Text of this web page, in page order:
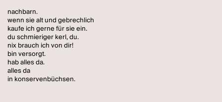
nachbarn.
wenn sie alt und gebrechlich
kaufe ich gerne für sie ein.
du schmieriger kerl, du.
nix brauch ich von dir!
bin versorgt.
hab alles da.
alles da
in konservenbüchsen.